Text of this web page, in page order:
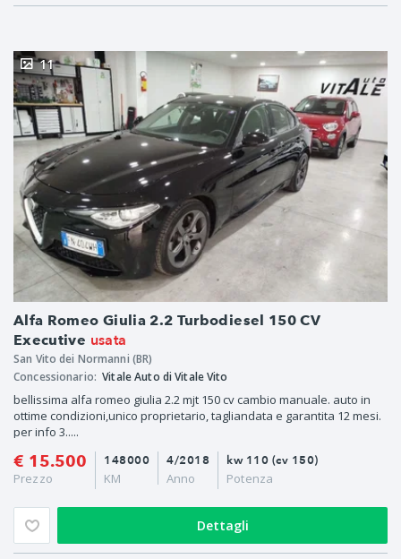
Alfa Romeo Giulia 2.2 Turbodiesel 150 CV
Executive usata
11
San Vito dei Normanni (BR)
Concessionario: Vitale Auto di Vitale Vito
bellissima alfa romeo giulia 2.2 mjt 150 cv cambio manuale. auto in
ottime condizioni,unico proprietario, tagliandata e garantita 12 mesi.
per info 3.....
€ 15.500
Prezzo
4/2018
Anno
148000
KM
kw 110 (cv 150)
Potenza
Dettagli